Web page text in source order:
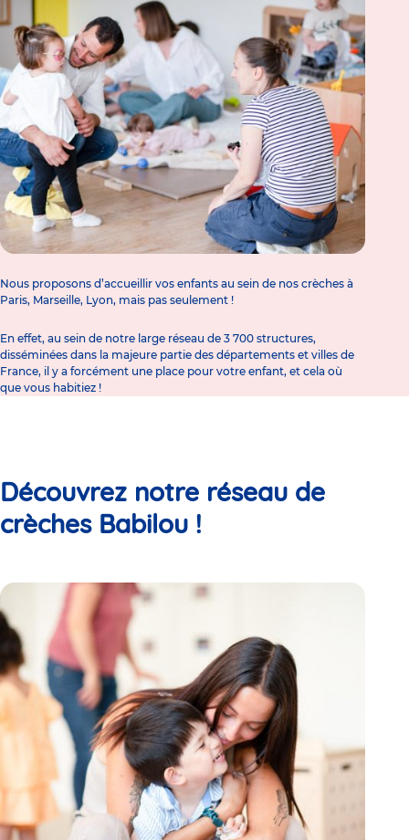
Nous proposons d’accueillir vos enfants au sein de nos crèches à
Paris, Marseille, Lyon, mais pas seulement !
En effet, au sein de notre large réseau de 3 700 structures,
disséminées dans la majeure partie des départements et villes de
France, il y a forcément une place pour votre enfant, et cela où
que vous habitiez !
Découvrez notre réseau de
crèches Babilou !